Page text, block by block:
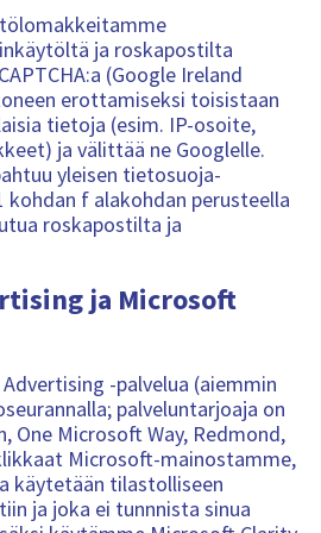
ja roskapostilta
(Google Ireland
erottamiseksi toisistaan
tietoja (esim. IP-osoite,
ja välittää ne Googlelle.
yleisen tietosuoja-
kohdan f alakohdan perusteella
roskapostilta ja
ja Microsoft
-palvelua (aiemmin
palveluntarjoaja on
One Microsoft Way, Redmond,
Microsoft-mainostamme,
käytetään tilastolliseen
ja joka ei tunnnista sinua